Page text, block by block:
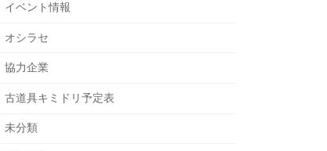
イベント情報
オシラセ
協力企業
古道具キミドリ予定表
未分類